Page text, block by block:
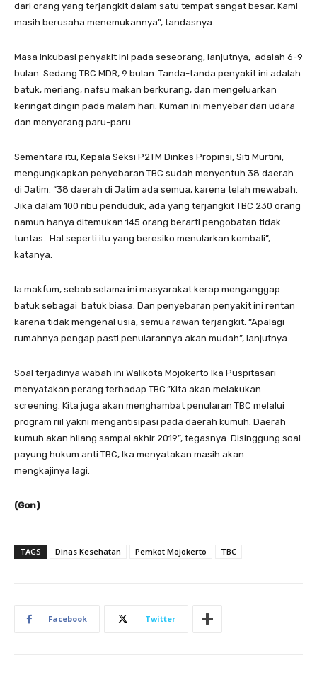
dari orang yang terjangkit dalam satu tempat sangat besar. Kami
masih berusaha menemukannya”, tandasnya.
Masa inkubasi penyakit ini pada seseorang, lanjutnya, adalah 6-9
bulan. Sedang TBC MDR, 9 bulan. Tanda-tanda penyakit ini adalah
batuk, meriang, nafsu makan berkurang, dan mengeluarkan
keringat dingin pada malam hari. Kuman ini menyebar dari udara
dan menyerang paru-paru.
Sementara itu, Kepala Seksi P2TM Dinkes Propinsi, Siti Murtini,
mengungkapkan penyebaran TBC sudah menyentuh 38 daerah
di Jatim. “38 daerah di Jatim ada semua, karena telah mewabah.
Jika dalam 100 ribu penduduk, ada yang terjangkit TBC 230 orang
namun hanya ditemukan 145 orang berarti pengobatan tidak
tuntas. Hal seperti itu yang beresiko menularkan kembali”,
katanya.
Ia makfum, sebab selama ini masyarakat kerap menganggap
batuk sebagai batuk biasa. Dan penyebaran penyakit ini rentan
karena tidak mengenal usia, semua rawan terjangkit. “Apalagi
rumahnya pengap pasti penularannya akan mudah”, lanjutnya.
Soal terjadinya wabah ini Walikota Mojokerto Ika Puspitasari
menyatakan perang terhadap TBC.”Kita akan melakukan
screening. Kita juga akan menghambat penularan TBC melalui
program riil yakni mengantisipasi pada daerah kumuh. Daerah
kumuh akan hilang sampai akhir 2019”, tegasnya. Disinggung soal
payung hukum anti TBC, Ika menyatakan masih akan
mengkajinya lagi.
(Gon)
TAGS Dinas Kesehatan Pemkot Mojokerto TBC
Facebook Twitter